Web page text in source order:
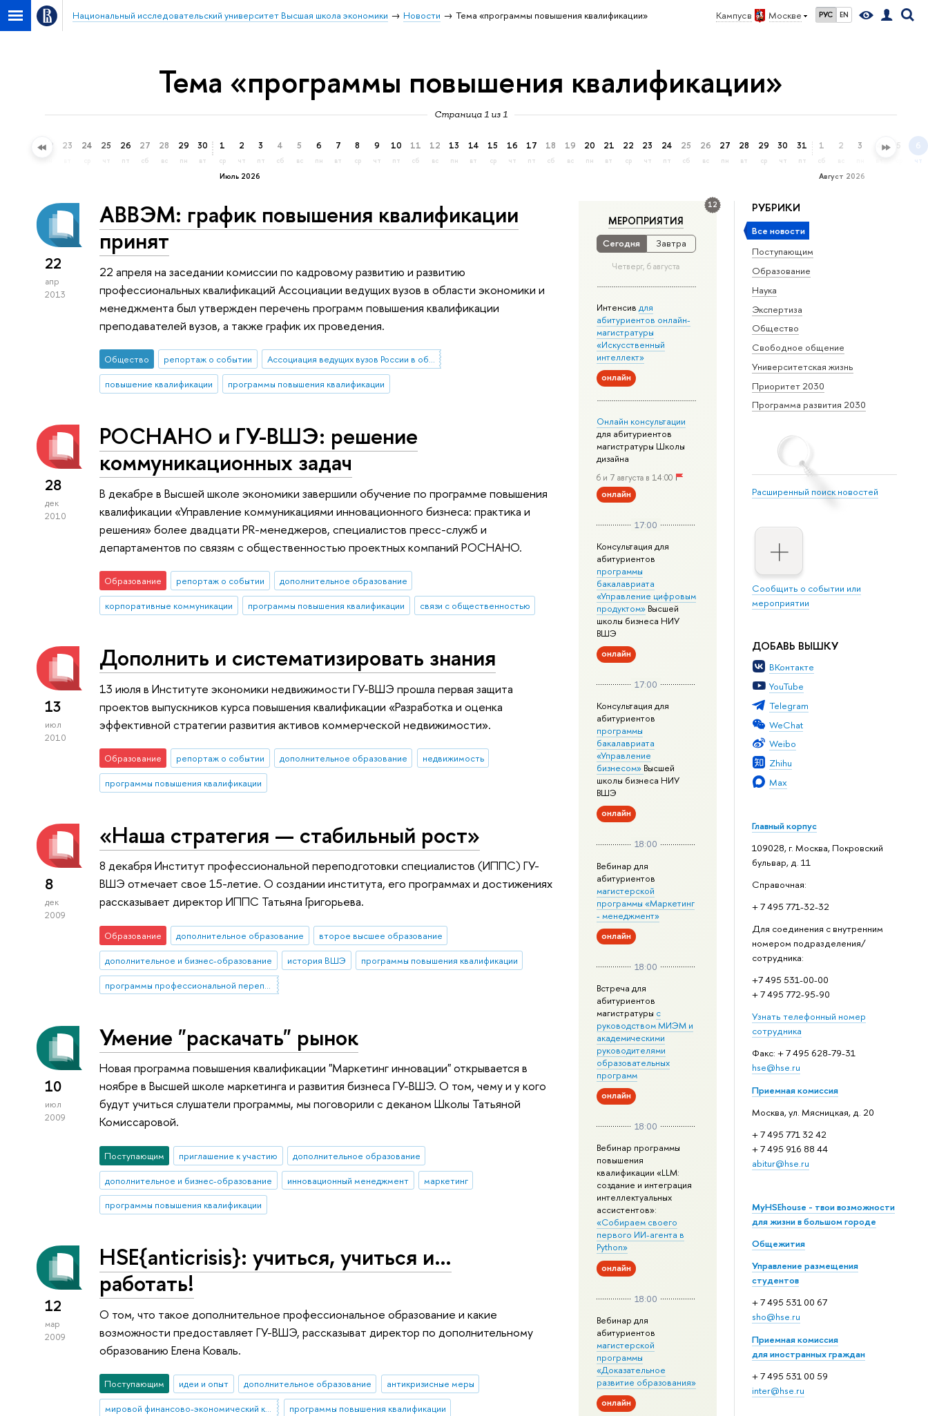
Кампус в Москве РУС EN
Национальный исследовательский университет Высшая школа экономики Новости Тема «программы повышения квалификации»
Тема «программы повышения квалификации»
Страница 1 из 1
22 23 24 25
чт
26
пт
27
сб
28
вс
29
пн
30
вт
Июль 2026
1
ср
2
чт
3
пт
4
сб
5
вс
6
пн
7
вт
8
ср
9
чт
10
пт
11
сб
12
вс
13
пн
14
вт
15
ср
16
чт
17
пт
18
сб
19
вс
20
пн
21
вт
22
ср
23
чт
24
пт
25
сб
26
вс
27
пн
28
вт
29
ср
30
чт
31
пт
Август 2026
1
сб
2 3 4 5 6
чт
РУБРИКИ
Все новости
Поступающим
Образование
Наука
Экспертиза
Общество
Свободное общение
Университетская жизнь
Приоритет 2030
Программа развития 2030
Расширенный поиск новостей
Сообщить о событии или
мероприятии
ДОБАВЬ ВЫШКУ
ВКонтакте
YouTube
Telegram
WeChat
Weibo
Zhihu
Max
Главный корпус
109028, г. Москва, Покровский
бульвар, д. 11
Справочная:
+ 7 495 771-32-32
Для соединения с внутренним
номером подразделения/
сотрудника:
+7 495 531-00-00
+ 7 495 772-95-90
Узнать телефонный номер
сотрудника
Факс: + 7 495 628-79-31
hse@hse.ru
Приемная комиссия
Москва, ул. Мясницкая, д. 20
+ 7 495 771 32 42
+ 7 495 916 88 44
abitur@hse.ru
MyHSEhouse - твои возможности
для жизни в большом городе
Общежития
Управление размещения
студентов
+ 7 495 531 00 67
sho@hse.ru
Приемная комиссия
для иностранных граждан
+ 7 495 531 00 59
inter@hse.ru
12
МЕРОПРИЯТИЯ
Сегодня Завтра
Четверг, 6 августа
Интенсив для
абитуриентов онлайн-
магистратуры
«Искусственный
интеллект»
онлайн
Онлайн консультации
для абитуриентов
магистратуры Школы
дизайна
6 и 7 августа в 14:00
онлайн
17:00
Консультация для
абитуриентов
программы
бакалавриата
«Управление цифровым
продуктом»Высшей
школы бизнеса НИУ
ВШЭ
онлайн
17:00
Консультация для
абитуриентов
программы
бакалавриата
«Управление
бизнесом» Высшей
школы бизнеса НИУ
ВШЭ
онлайн
18:00
Вебинар для
абитуриентов
магистерской
программы «Маркетинг
- менеджмент»
онлайн
18:00
Встреча для
абитуриентов
магистратуры с
руководством МИЭМ и
академическими
руководителями
образовательных
программ
онлайн
18:00
Вебинар программы
повышения
квалификации «LLM:
создание и интеграция
интеллектуальных
ассистентов»:
«Собираем своего
первого ИИ-агента в
Python»
онлайн
18:00
Вебинар для
абитуриентов
магистерской
программы
«Доказательное
развитие образования»
онлайн
22
апр
2013
АВВЭМ: график повышения квалификации
принят
22 апреля на заседании комиссии по кадровому развитию и развитию
профессиональных квалификаций Ассоциации ведущих вузов в области экономики и
менеджмента был утвержден перечень программ повышения квалификации
преподавателей вузов, а также график их проведения.
Общество репортаж о событии
Ассоциация ведущих вузов России в области экономики и менеджмента
повышение квалификации
программы повышения квалификации
28
дек
2010
РОСНАНО и ГУ-ВШЭ: решение
коммуникационных задач
В декабре в Высшей школе экономики завершили обучение по программе повышения
квалификации «Управление коммуникациями инновационного бизнеса: практика и
решения» более двадцати PR-менеджеров, специалистов пресс-служб и
департаментов по связям с общественностью проектных компаний РОСНАНО.
Образование репортаж о событии
дополнительное образование
корпоративные коммуникации
программы повышения квалификации связи с общественностью
13
июл
2010
Дополнить и систематизировать знания
13 июля в Институте экономики недвижимости ГУ-ВШЭ прошла первая защита
проектов выпускников курса повышения квалификации «Разработка и оценка
эффективной стратегии развития активов коммерческой недвижимости».
Образование репортаж о событии дополнительное образование
недвижимость
программы повышения квалификации
8
дек
2009
«Наша стратегия — стабильный рост»
8 декабря Институт профессиональной переподготовки специалистов (ИППС) ГУ-
ВШЭ отмечает свое 15-летие. О создании института, его программах и достижениях
рассказывает директор ИППС Татьяна Григорьева.
Образование дополнительное образование
второе высшее образование
дополнительное и бизнес-образование
история ВШЭ
программы повышения квалификации
10
июл
2009
Умение "раскачать" рынок
Новая программа повышения квалификации "Маркетинг инновации" открывается в
ноябре в Высшей школе маркетинга и развития бизнеса ГУ-ВШЭ. О том, чему и у кого
будут учиться слушатели программы, мы поговорили с деканом Школы Татьяной
Комиссаровой.
Поступающим приглашение к участию
дополнительное образование
дополнительное и бизнес-образование
инновационный менеджмент
маркетинг
программы повышения квалификации
12
мар
2009
HSE{anticrisis}: учиться, учиться и…
работать!
О том, что такое дополнительное профессиональное образование и какие
возможности предоставляет ГУ-ВШЭ, рассказыват директор по дополнительному
образованию Елена Коваль.
Поступающим идеи и опыт дополнительное образование
антикризисные меры
мировой финансово-экономический кризис
программы повышения квалификации